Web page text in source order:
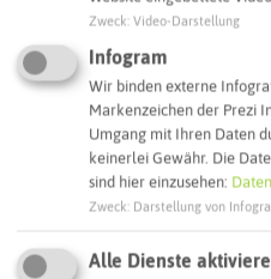
Interaktive Karte
Routenplanung zum
ÖPNV-Route finden
Zweck Video-Darstellung
Infogram
Wir binden externe
Markenzeichen der Prezi
Umgang mit Ihren Daten
keinerlei Gewähr. Die
sind hier einzusehen:
Zweck Darstellung von
Alle Dienste